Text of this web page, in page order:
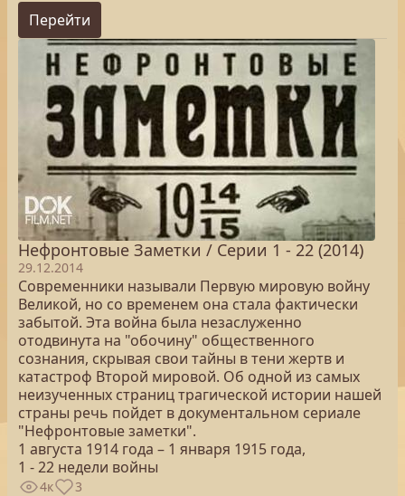
Перейти
Нефронтовые Заметки / Серии 1 - 22 (2014)
29.12.2014
Современники называли Первую мировую войну
Великой, но со временем она стала фактически
забытой. Эта война была незаслуженно
отодвинута на "обочину" общественного
сознания, скрывая свои тайны в тени жертв и
катастроф Второй мировой. Об одной из самых
неизученных страниц трагической истории нашей
страны речь пойдет в документальном сериале
"Нефронтовые заметки".
1 августа 1914 года – 1 января 1915 года,
1 - 22 недели войны
4к 3